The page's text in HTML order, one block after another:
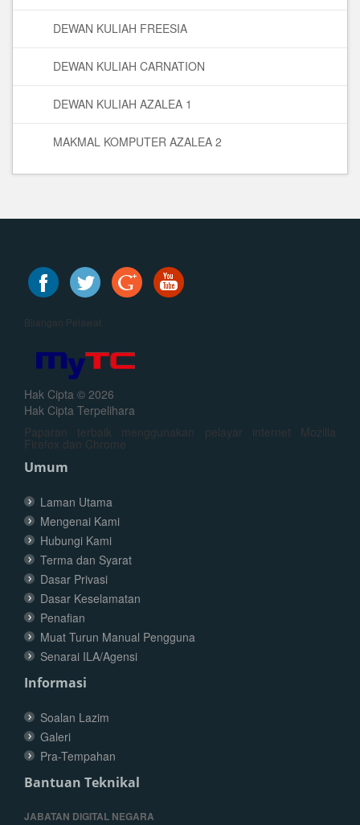
DEWAN KULIAH FREESIA
DEWAN KULIAH CARNATION
DEWAN KULIAH AZALEA 1
MAKMAL KOMPUTER AZALEA 2
Bilangan Pelawat
Hak Cipta © 2026
Hak Cipta Terpelihara
Paparan terbaik menggunakan pelayar internet Mozilla
Firefox dan Chrome
Umum
Laman Utama
Mengenai Kami
Hubungi Kami
Terma dan Syarat
Dasar Privasi
Dasar Keselamatan
Penafian
Muat Turun Manual Pengguna
Senarai ILA/Agensi
Informasi
Soalan Lazim
Galeri
Pra-Tempahan
Bantuan Teknikal
JABATAN DIGITAL NEGARA